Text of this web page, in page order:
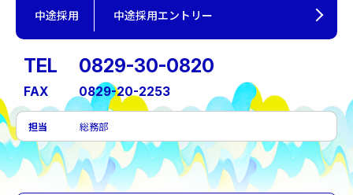
中途採用 中途採用エントリー
TEL 0829-30-0820
FAX 0829-20-2253
担当 総務部